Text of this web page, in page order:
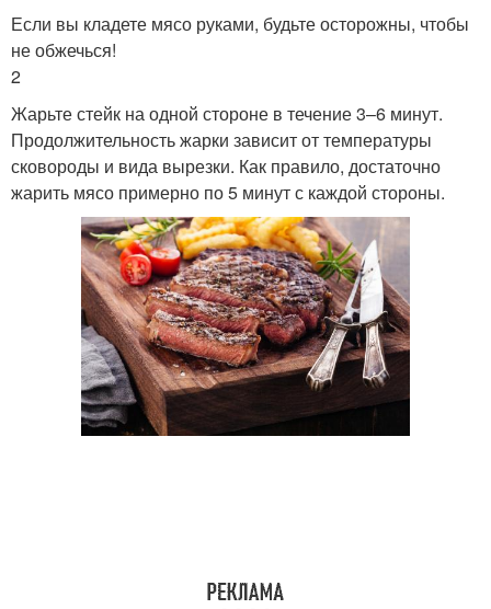
Если вы кладете мясо руками, будьте осторожны, чтобы
не обжечься!
2
Жарьте стейк на одной стороне в течение 3–6 минут.
Продолжительность жарки зависит от температуры
сковороды и вида вырезки. Как правило, достаточно
жарить мясо примерно по 5 минут с каждой стороны.